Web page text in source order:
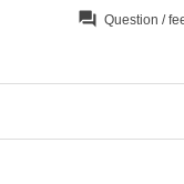
question_answer Question /